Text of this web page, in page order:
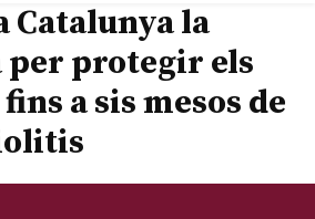
Catalunya la
per protegir els
a sis mesos de